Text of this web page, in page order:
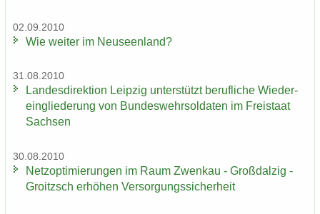
02.09.2010
Wie wei­ter im Neu­seen­land?
31.08.2010
Lan­des­di­rek­ti­on Leip­zig un­ter­stützt be­ruf­li­che Wie­der­
ein­glie­de­rung von Bun­des­wehr­sol­da­ten im Frei­staat
Sach­sen
30.08.2010
Netz­op­ti­mie­run­gen im Raum Zwenkau - Groß­dal­zig -
Groitzsch er­hö­hen Ver­sor­gungs­si­cher­heit